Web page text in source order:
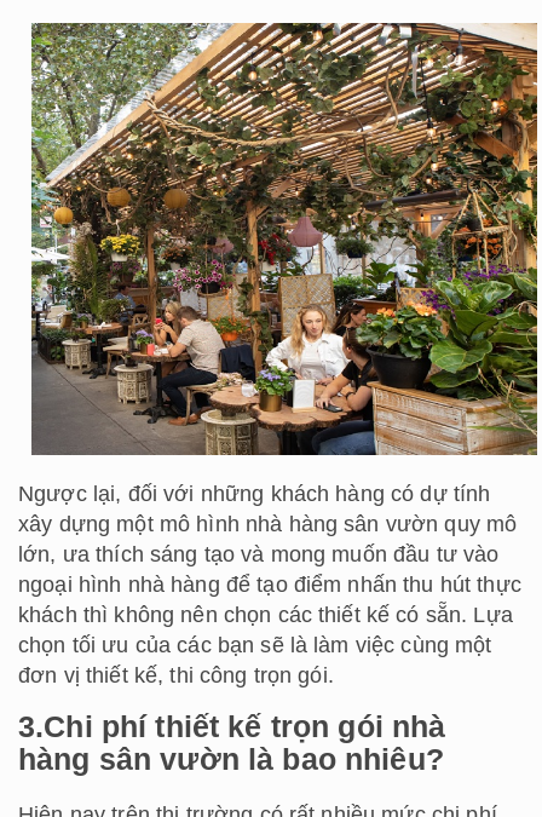
Ngược lại, đối với những khách hàng có dự tính
xây dựng một mô hình nhà hàng sân vườn quy mô
lớn, ưa thích sáng tạo và mong muốn đầu tư vào
ngoại hình nhà hàng để tạo điểm nhấn thu hút thực
khách thì không nên chọn các thiết kế có sẵn. Lựa
chọn tối ưu của các bạn sẽ là làm việc cùng một
đơn vị thiết kế, thi công trọn gói.
3.Chi phí thiết kế trọn gói nhà
hàng sân vườn là bao nhiêu?